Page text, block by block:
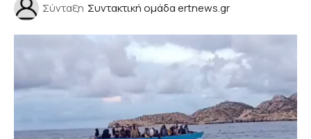
Σύνταξη Συντακτική ομάδα ertnews.gr